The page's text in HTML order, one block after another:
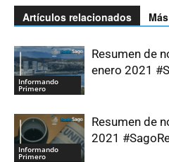
Artículos relacionados
Informando
Primero
Resumen de
enero 2021
Informando
Primero
Resumen de
2021